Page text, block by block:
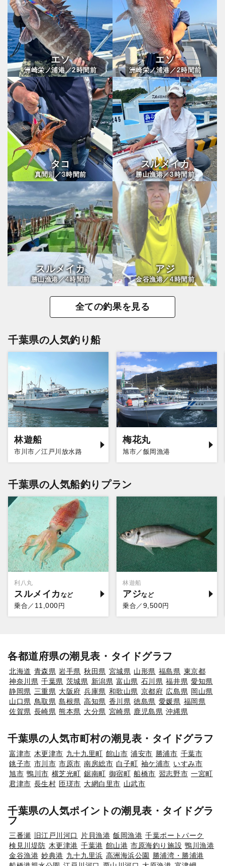
エソ
洲崎栄ノ浦港／2時間前
エソ
洲崎栄ノ浦港／2時間前
タコ
真間川／3時間前
スルメイカ
勝山漁港／3時間前
スルメイカ
勝山漁港／4時間前
アジ
金谷漁港／4時間前
全ての釣果を見る
千葉県の人気釣り船
林遊船
市川市／江戸川放水路
梅花丸
旭市／飯岡漁港
千葉県の人気船釣りプラン
利八丸
スルメイカ
乗合／ 11,000円
林遊船
アジ
乗合／ 9,500円
各都道府県の潮見表・タイドグラフ
北海道 青森県 岩手県 秋田県 宮城県 山形県 福島県 東京都
神奈川県 千葉県 茨城県 新潟県 富山県 石川県 福井県 愛知県
静岡県 三重県 大阪府 兵庫県 和歌山県 京都府 広島県 岡山県
山口県 鳥取県 島根県 高知県 香川県 徳島県 愛媛県 福岡県
佐賀県 長崎県 熊本県 大分県 宮崎県 鹿児島県 沖縄県
千葉県の人気市町村の潮見表・タイドグラフ
富津市 木更津市 九十九里町 館山市 浦安市 勝浦市 千葉市
銚子市 市川市 市原市 南房総市 白子町 袖ケ浦市 いすみ市
旭市 鴨川市 横芝光町 鋸南町 御宿町 船橋市 習志野市 一宮町
君津市 長生村 匝瑳市 大網白里市 山武市
千葉県の人気ポイントの潮見表・タイドグラ
フ
三番瀬 旧江戸川河口 片貝漁港 飯岡漁港 千葉ポートパーク
検見川堤防 木更津港 千葉港 館山港 市原海釣り施設 鴨川漁港
金谷漁港 妙典港 九十九里浜 高洲海浜公園 勝浦湾・勝浦港